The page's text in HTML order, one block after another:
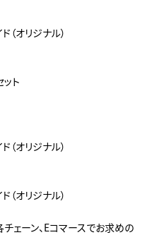
（オリジナル）
ト
（オリジナル）
（オリジナル）
ェーン、Eコマースでお求めの